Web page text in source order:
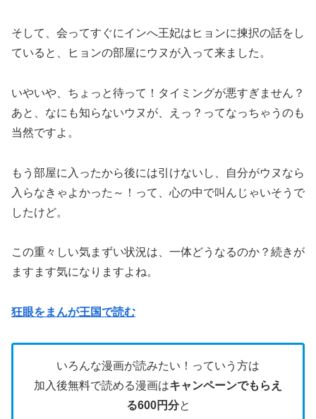
そして、会ってすぐにインへ王妃はヒョンに揀択の話をし
ていると、ヒョンの部屋にウヌが入って来ました。
いやいや、ちょっと待って！タイミングが悪すぎません？
あと、なにも知らないウヌが、えっ？ってなっちゃうのも
当然ですよ。
もう部屋に入ったから後には引けないし、自分がウヌなら
入らなきゃよかった～！って、心の中で叫んじゃいそうで
したけど。
この重々しい気まずい状況は、一体どうなるのか？続きが
ますます気になりますよね。
狂眼をまんが王国で読む
いろんな漫画が読みたい！っていう方は
加入後無料で読める漫画はキャンペーンでもらえ
る600円分と